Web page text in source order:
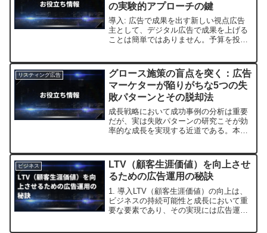
の実験的アプローチの鍵
導入: 広告で成果を出す新しい視点広告
主として、デジタル広告で成果を上げる
ことは簡単ではありません。予算を投じ
アプローチ」にあります。このブログで
は、広告運用における実...
リスティング広告
グロース施策の盲点を突く：広告
マーケターが陥りがちな5つの失
敗パターンとその脱却法
成長戦略において成功事例の分析は重要
だが、実は失敗パターンの研究こそが効
率的な成長を実現する近道である。本稿
その背景要因と具体的改善策を実践的な
観点から解説する。過去...
ビジネス
LTV（顧客生涯価値）を向上させ
るための広告運用の秘訣
1. 導入LTV（顧客生涯価値）の向上は、
ビジネスの持続可能性と成長において重
要な要素であり、その実現には広告運用